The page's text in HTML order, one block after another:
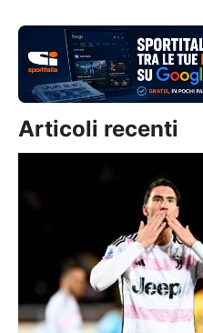
Articoli recenti